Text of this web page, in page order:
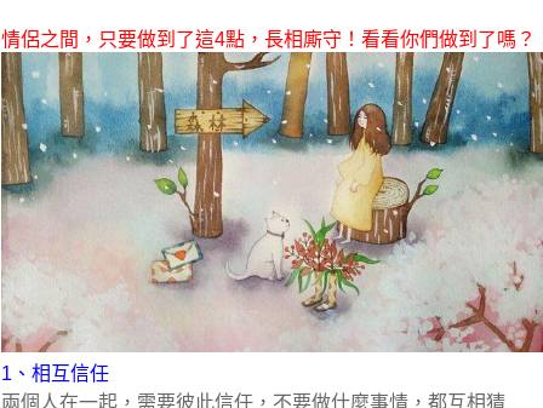
情侶之間，只要做到了這4點，長相廝守！看看你們做到了嗎？
1、相互信任
兩個人在一起，需要彼此信任，不要做什麼事情，都互相猜